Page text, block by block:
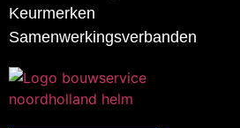
Keurmerken
Samenwerkingsverbanden